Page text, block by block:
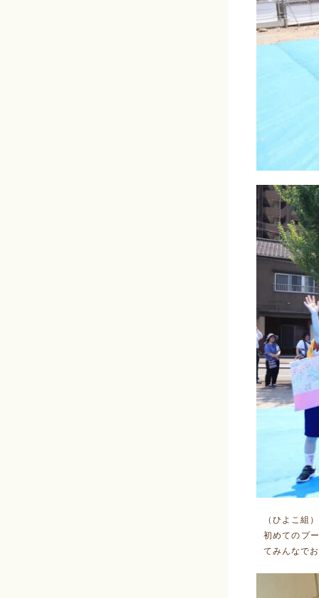
（ひよこ組）
初めてのプ
てみんなで